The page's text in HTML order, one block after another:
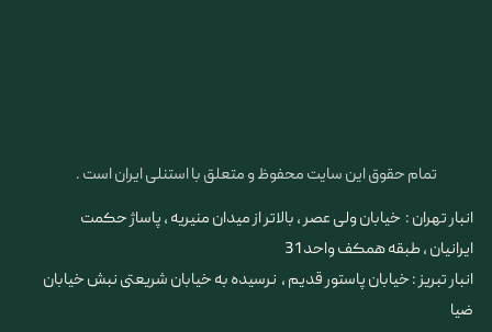
تمام حقوق این سایت محفوظ و متعلق با استنلی ایران است .
انبار تهران : خیابان ولی عصر ، بالاتر از میدان منیریه ، پاساژ حکمت
ایرانیان ، طبقه همکف واحد 31
​​​​​​​انبار تبریز : خیابان پاستور قدیم ، نرسیده به خیابان شریعتی نبش خیابان
ضیا